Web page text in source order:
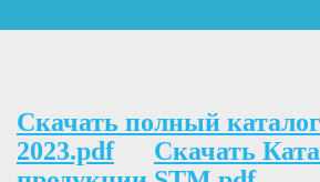
Скачать полный
2023.pdf
Скачать